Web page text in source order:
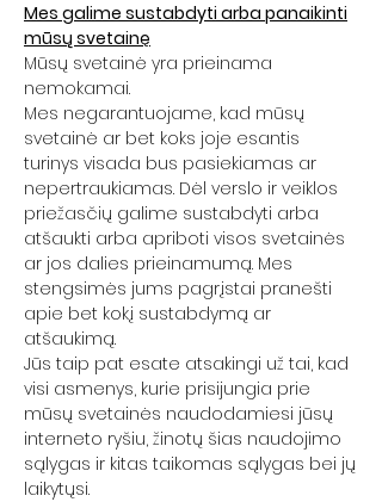
Mes galime sustabdyti arba panaikinti
mūsų svetainę
Mūsų svetainė yra prieinama
nemokamai.
Mes negarantuojame, kad mūsų
svetainė ar bet koks joje esantis
turinys visada bus pasiekiamas ar
nepertraukiamas. Dėl verslo ir veiklos
priežasčių galime sustabdyti arba
atšaukti arba apriboti visos svetainės
ar jos dalies prieinamumą. Mes
stengsimės jums pagrįstai pranešti
apie bet kokį sustabdymą ar
atšaukimą.
Jūs taip pat esate atsakingi už tai, kad
visi asmenys, kurie prisijungia prie
mūsų svetainės naudodamiesi jūsų
interneto ryšiu, žinotų šias naudojimo
sąlygas ir kitas taikomas sąlygas bei jų
laikytųsi.